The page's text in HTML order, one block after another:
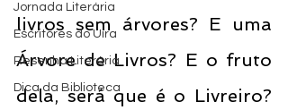
Jornada Literária
Escritores do Uira
Resenha Literária
Dica da Biblioteca
livros sem árvores? E uma
Árvore de Livros? E o fruto
dela, será que é o Livreiro?